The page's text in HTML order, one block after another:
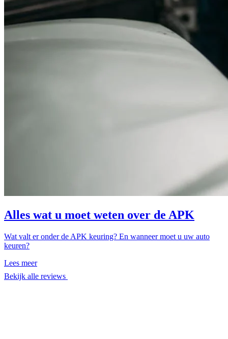
Alles wat u moet weten over de APK
Wat valt er onder de APK keuring? En wanneer moet u uw auto
keuren?
Lees meer
Bekijk alle reviews